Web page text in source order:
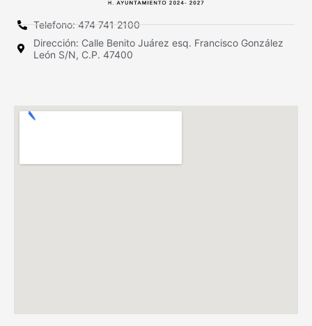
Telefono: 474 741 2100
Dirección: Calle Benito Juárez esq. Francisco González
León S/N, C.P. 47400